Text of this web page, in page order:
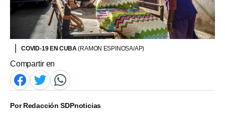
COVID-19 EN CUBA(RAMON ESPINOSA/AP)
Compartir en
PorRedacción SDPnoticias